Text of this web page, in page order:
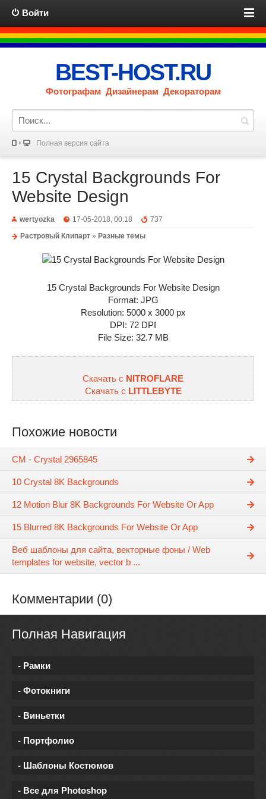
Войти
BEST-HOST.RU
Фотографам Дизайнерам Декораторам
Полная версия сайта
15 Crystal Backgrounds For
Website Design
wertyozka 17-05-2018, 00:18
737
Растровый Клипарт » Разные темы
15 Crystal Backgrounds For Website Design
Format: JPG
Resolution: 5000 x 3000 px
DPI: 72 DPI
File Size: 32.7 MB
Скачать с NITROFLARE
Скачать с LITTLEBYTE
Похожие новости
CM - Crystal 2965845
10 Crystal 8K Backgrounds
12 Motion Blur 8K Backgrounds For Website Or App
15 Blurred 8K Backgrounds For Website Or App
Веб шаблоны для сайта, векторные фоны / Web
templates for website, vector b ...
Комментарии (0)
Полная Навигация
- Рамки
- Фотокниги
- Виньетки
- Портфолио
- Шаблоны Костюмов
- Все для Photoshop